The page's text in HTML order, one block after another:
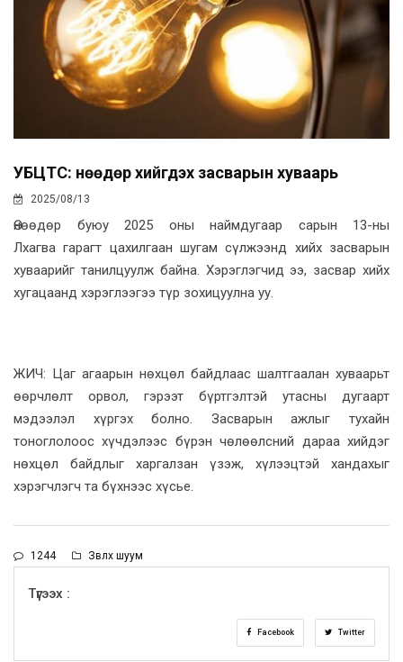
УБЦТС: Өнөөдөр хийгдэх засварын хуваарь
2025/08/13
Өнөөдөр буюу 2025 оны наймдугаар сарын 13-ны
Лхагва гарагт цахилгаан шугам сүлжээнд хийх засварын
хуваарийг танилцуулж байна. Хэрэглэгчид ээ, засвар хийх
хугацаанд хэрэглээгээ түр зохицуулна уу.
ЖИЧ: Цаг агаарын нөхцөл байдлаас шалтгаалан хуваарьт
өөрчлөлт орвол, гэрээт бүртгэлтэй утасны дугаарт
мэдээлэл хүргэх болно. Засварын ажлыг тухайн
тоноглолоос хүчдэлээс бүрэн чөлөөлсний дараа хийдэг
нөхцөл байдлыг харгалзан үзэж, хүлээцтэй хандахыг
хэрэгчлэгч та бүхнээс хүсье.
1244 Зөвлөх шуум
Түгээх :
Facebook Twitter